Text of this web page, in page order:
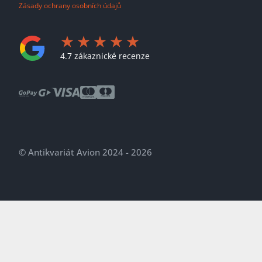
Zásady ochrany osobních údajů
4.7 zákaznické recenze
© Antikvariát Avion 2024 - 2026